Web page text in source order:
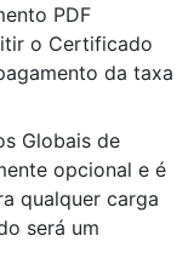
PDF
o Certificado
da taxa
Globais de
opcional e é
qualquer carga
será um